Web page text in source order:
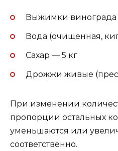
Выжимки винограда
Вода (очищенная,
Сахар — 5 кг
Дрожжи живые
При изменении
пропорции остальных
уменьшаются или
соответственно.